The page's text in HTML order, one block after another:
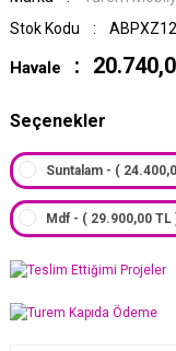
Stok Kodu
Havale
Seçenekler
Suntalam - (
Mdf - ( 29.900,00 TL